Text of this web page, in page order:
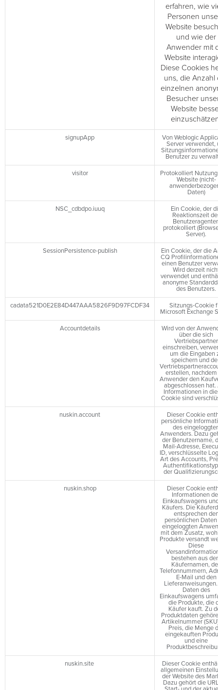
erfahren, wie
Personen
Website
und wie der
Anwender mit
Website
Diese Cookies
uns, die Anzahl
einzelnen
Besucher
Website
signupApp
Von Weblogic
Server verwendet,
Benutzer zu
visitor
Protokolliert
Website (nicht-
Daten)
NSC_cdbdpo.iuuq
Ein Cookie, der
Reaktionszeit
protokolliert
Server).
SessionPersistence-publish
Ein Cookie, der die
CQ
einen Benutzer
Wird derzeit
verwendet und
anonyme
des Benutzers.
cadata521D0E2E84D447AAA5826F9D97FCDF34
Sitzungs-Cookie
Microsoft Exchange
Accountdetails
Wird von der
über die sich
Vertriebspartner
einschreiben,
um die Eingaben
speichern und
erstellen, nachdem
Anwender den
abgeschlossen hat.
Informationen in
Cookie sind
nuskin.account
Dieser Cookie
persönliche
des
Anwenders. Dazu
der Benutzername,
Mail-Adresse,
ID, verschlüsselte
Art des Accounts,
der
nuskin.shop
Dieser Cookie
Informationen
Einkaufswagens
Käufers. Die
entsprechen
persönlichen Daten
eingeloggten
mit dem Zusatz,
Produkte versandt
Diese
bestehen aus
Käufernamen,
Telefonnummern,
E-Mail und den
Daten des
Einkaufswagens
die Produkte, die
Käufer kauft. Zu
Produktdaten
Artikelnummer
Preis, die Menge
eingekauften
und eine
nuskin.site
Dieser Cookie
allgemeinen
der Website des
Dazu gehört die